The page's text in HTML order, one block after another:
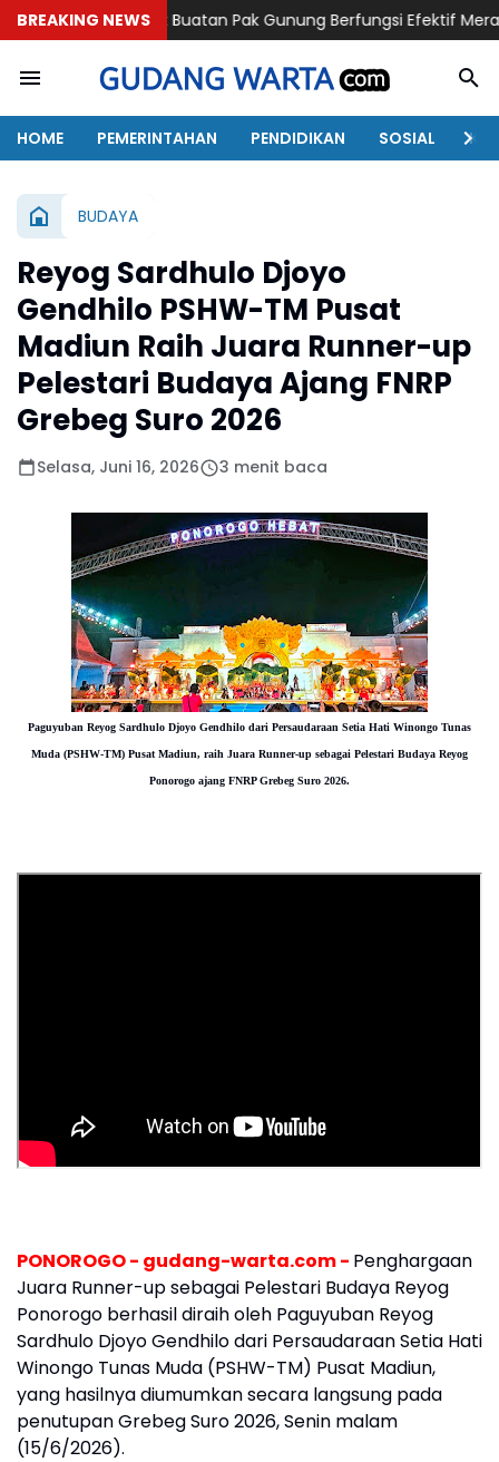
BREAKING NEWS
Buatan Pak Gunung Berfungsi Efektif Merapikan
HOME PEMERINTAHAN PENDIDIKAN SOSIAL
BUDAYA
Reyog Sardhulo Djoyo
Gendhilo PSHW-TM Pusat
Madiun Raih Juara Runner-up
Pelestari Budaya Ajang FNRP
Grebeg Suro 2026
Selasa, Juni 16, 2026 3 menit baca
Paguyuban Reyog Sardhulo Djoyo Gendhilo dari Persaudaraan Setia Hati Winongo Tunas
Muda (PSHW-TM) Pusat Madiun, raih Juara Runner-up sebagai Pelestari Budaya Reyog
Ponorogo ajang FNRP Grebeg Suro 2026.
PONOROGO - gudang-warta.com - Penghargaan
Juara Runner-up sebagai Pelestari Budaya Reyog
Ponorogo berhasil diraih oleh Paguyuban Reyog
Sardhulo Djoyo Gendhilo dari Persaudaraan Setia Hati
Winongo Tunas Muda (PSHW-TM) Pusat Madiun,
yang hasilnya diumumkan secara langsung pada
penutupan Grebeg Suro 2026, Senin malam
(15/6/2026).